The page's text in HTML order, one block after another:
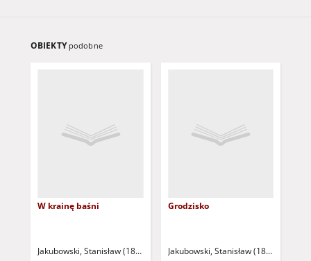
OBIEKTY podobne
W krainę baśni
Jakubowski, Stanisław (1885-1964)
Grodzisko
Jakubowski, Stanisław (1885-1964)